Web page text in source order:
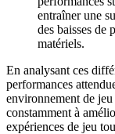
entraîner une
des baisses de
matériels.
En analysant ces
performances
environnement de
constamment à
expériences de jeu